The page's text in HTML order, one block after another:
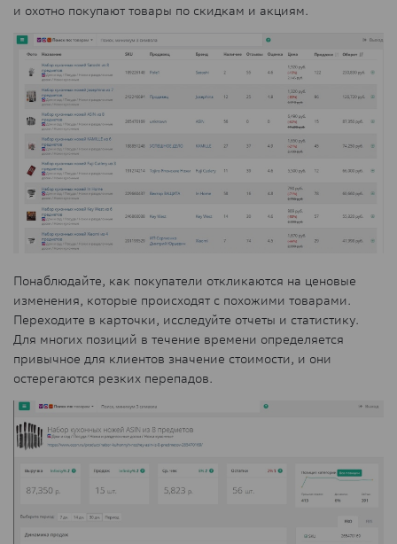
и охотно покупают товары по скидкам и акциям.
Понаблюдайте, как покупатели откликаются на ценовые
изменения, которые происходят с похожими товарами.
Переходите в карточки, исследуйте отчеты и статистику.
Для многих позиций в течение времени определяется
привычное для клиентов значение стоимости, и они
остерегаются резких перепадов.